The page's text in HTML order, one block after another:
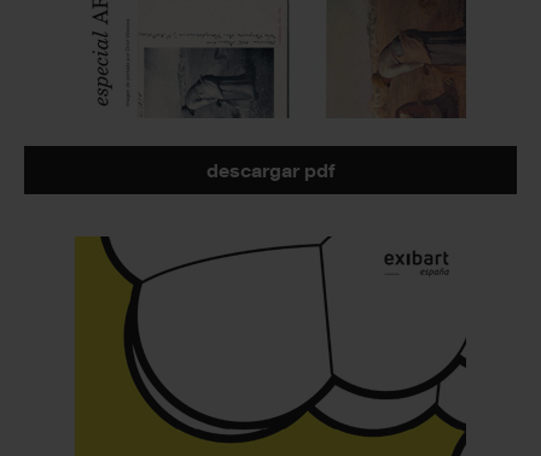
descargar pdf